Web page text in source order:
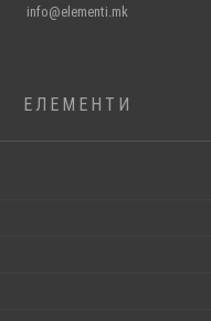
info@elementi.mk
ЕЛЕМЕНТИ